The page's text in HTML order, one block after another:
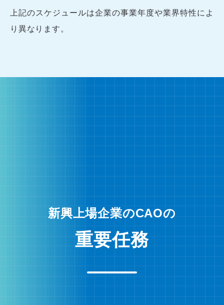
上記のスケジュールは企業の事業年度や業界特性によ
り異なります。
新興上場企業のCAOの
重要任務